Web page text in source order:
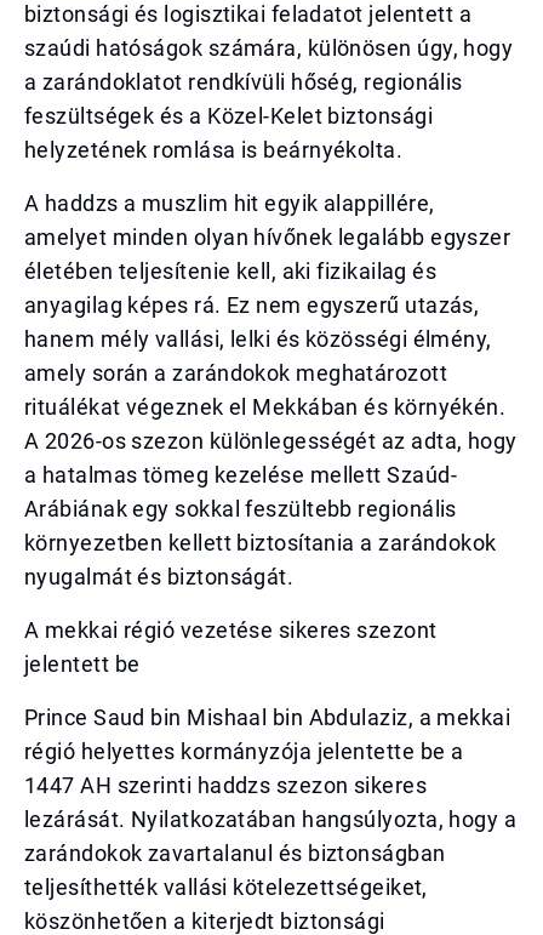
biztonsági és logisztikai feladatot jelentett a
szaúdi hatóságok számára, különösen úgy, hogy
a zarándoklatot rendkívüli hőség, regionális
feszültségek és a Közel-Kelet biztonsági
helyzetének romlása is beárnyékolta.
A haddzs a muszlim hit egyik alappillére,
amelyet minden olyan hívőnek legalább egyszer
életében teljesítenie kell, aki fizikailag és
anyagilag képes rá. Ez nem egyszerű utazás,
hanem mély vallási, lelki és közösségi élmény,
amely során a zarándokok meghatározott
rituálékat végeznek el Mekkában és környékén.
A 2026-os szezon különlegességét az adta, hogy
a hatalmas tömeg kezelése mellett Szaúd-
Arábiának egy sokkal feszültebb regionális
környezetben kellett biztosítania a zarándokok
nyugalmát és biztonságát.
A mekkai régió vezetése sikeres szezont
jelentett be
Prince Saud bin Mishaal bin Abdulaziz, a mekkai
régió helyettes kormányzója jelentette be a
1447 AH szerinti haddzs szezon sikeres
lezárását. Nyilatkozatában hangsúlyozta, hogy a
zarándokok zavartalanul és biztonságban
teljesíthették vallási kötelezettségeiket,
köszönhetően a kiterjedt biztonsági